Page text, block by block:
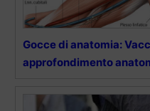
Gocce di anatomia:
approfondimento